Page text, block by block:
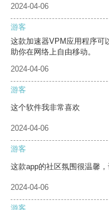
2024-04-06
游客
这款加速器VPM应用程序可
助你在网络上自由移动。
2024-04-06
游客
这个软件我非常喜欢
2024-04-06
游客
这款app的社区氛围很温馨
2024-04-06
游客